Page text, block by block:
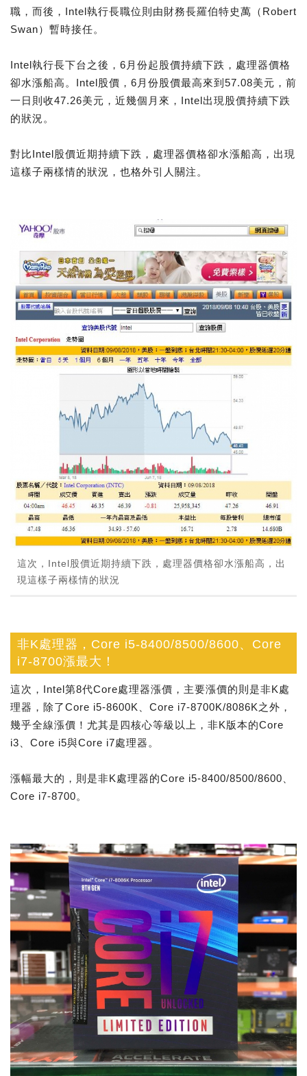
職，而後，Intel執行長職位則由財務長羅伯特史萬（Robert
Swan）暫時接任。
Intel執行長下台之後，6月份起股價持續下跌，處理器價格
卻水漲船高。Intel股價，6月份股價最高來到57.08美元，前
一日則收47.26美元，近幾個月來，Intel出現股價持續下跌
的狀況。
對比Intel股價近期持續下跌，處理器價格卻水漲船高，出現
這樣子兩樣情的狀況，也格外引人關注。
這次，Intel股價近期持續下跌，處理器價格卻水漲船高，出
現這樣子兩樣情的狀況
非K處理器，Core i5-8400/8500/8600、Core
i7-8700漲最大！
這次，Intel第8代Core處理器漲價，主要漲價的則是非K處
理器，除了Core i5-8600K、Core i7-8700K/8086K之外，
幾乎全線漲價！尤其是四核心等級以上，非K版本的Core
i3、Core i5與Core i7處理器。
漲幅最大的，則是非K處理器的Core i5-8400/8500/8600、
Core i7-8700。